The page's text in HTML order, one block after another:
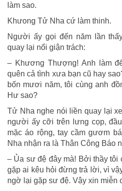
làm sao.
Khưong Tử Nha cứ làm thinh.
Người ấy gọi đến năm lần
quay lại nổi giận trách:
– Khương Thượng! Anh làm
quên cả tình xưa bạn cũ hay
bốn mươi năm, tôi cùng anh
Hư sao?
Tử Nha nghe nói liền quay lại
người ấy cỡi trên lưng cọp,
mặc áo rộng, tay cầm gươm
Nha nhận ra là Thân Công Báo
– Ủa sư đệ đây mà! Bởi thầy tôi
gặp ai kêu hỏi đừng trả lời, vì
ngờ lại gặp sư đệ. Vậy xin miễn